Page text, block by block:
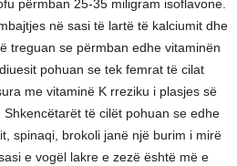
përmban 25-35 miligram isoflavone.
në sasi të lartë të kalciumit dhe
treguan se përmban edhe vitaminën
pohuan se tek femrat të cilat
me vitaminë K rreziku i plasjes së
të cilët pohuan se edhe
spinaqi, brokoli janë një burim i mirë
e vogël lakre e zezë është më e